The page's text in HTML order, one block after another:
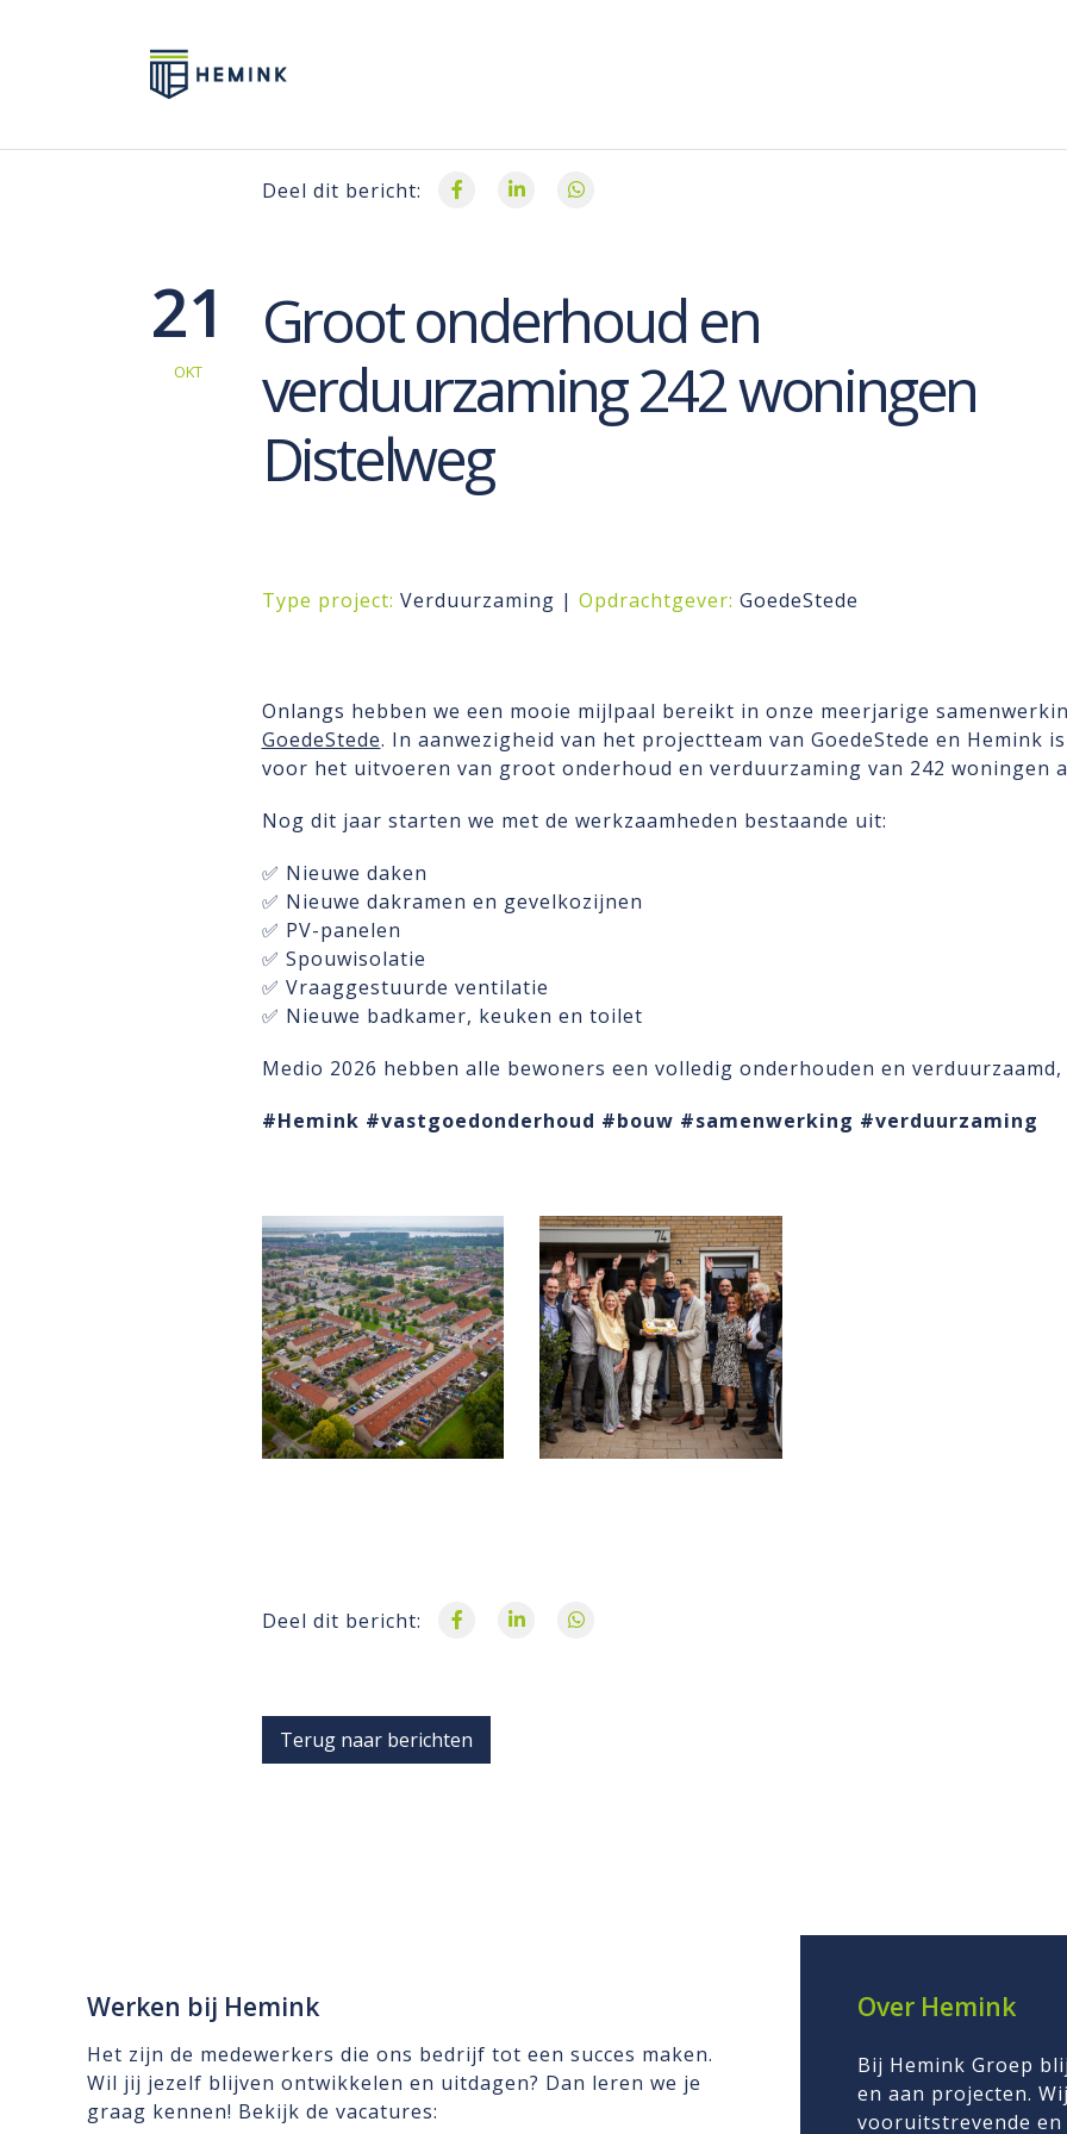
Deel dit bericht:
21
OKT
Groot onderhoud en
verduurzaming 242 woningen
Distelweg
Type project: Verduurzaming | Opdrachtgever: GoedeStede
Onlangs hebben we een mooie mijlpaal bereikt in onze meerjarige
GoedeStede. In aanwezigheid van het projectteam van GoedeStede en Hemink
voor het uitvoeren van groot onderhoud en verduurzaming van 242 woningen
Nog dit jaar starten we met de werkzaamheden bestaande uit:
✅ Nieuwe daken
✅ Nieuwe dakramen en gevelkozijnen
✅ PV-panelen
✅ Spouwisolatie
✅ Vraaggestuurde ventilatie
✅ Nieuwe badkamer, keuken en toilet
Medio 2026 hebben alle bewoners een volledig onderhouden en
#Hemink #vastgoedonderhoud #bouw #samenwerking #verduurzaming
Deel dit bericht:
Terug naar berichten
Werken bij Hemink
Het zijn de medewerkers die ons bedrijf tot een succes maken.
Wil jij jezelf blijven ontwikkelen en uitdagen? Dan leren we je
graag kennen! Bekijk de vacatures:
Over Hemink
Bij Hemink Groep
en aan projecten.
vooruitstrevende